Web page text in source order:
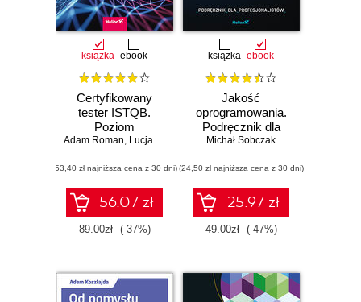
książka ebook
Certyfikowany
tester ISTQB.
Poziom
podstawowy
Adam Roman, Lucjan Stapp
(53,40 zł najniższa cena z 30 dni)
56.07 zł
89.00zł (-37%)
książka ebook
Jakość
oprogramowania.
Podręcznik dla
profesjonalistów
Michał Sobczak
(24,50 zł najniższa cena z 30 dni)
25.97 zł
49.00zł (-47%)